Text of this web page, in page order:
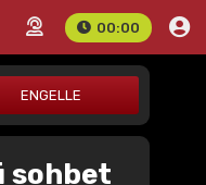
00:00
sohbet